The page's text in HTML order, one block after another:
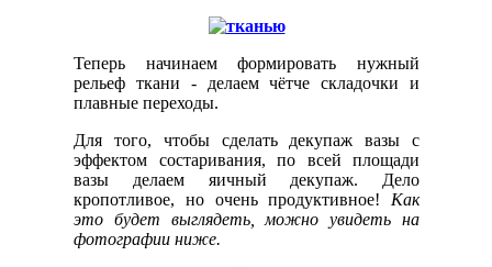
Теперь начинаем формировать нужный
рельеф ткани - делаем чётче складочки и
плавные переходы.
Для того, чтобы сделать декупаж вазы с
эффектом состаривания, по всей площади
вазы делаем яичный декупаж. Дело
кропотливое, но очень продуктивное! Как
это будет выглядеть, можно увидеть на
фотографии ниже.